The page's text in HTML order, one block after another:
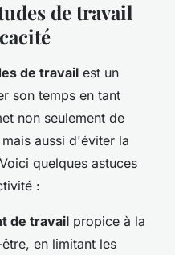
de travail
de travail est un
son temps en tant
non seulement de
aussi d'éviter la
quelques astuces
:
de travail propice à la
en limitant les